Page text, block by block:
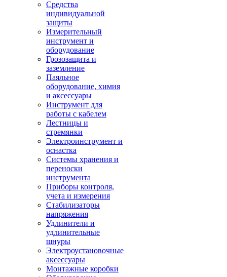
Средства
индивидуальной
защиты
Измерительный
инструмент и
оборудование
Грозозащита и
заземление
Паяльное
оборудование, химия
и аксессуары
Инструмент для
работы с кабелем
Лестницы и
стремянки
Электроинструмент и
оснастка
Системы хранения и
переноски
инструмента
Приборы контроля,
учета и измерения
Стабилизаторы
напряжения
Удлинители и
удлинительные
шнуры
Электроустановочные
аксессуары
Монтажные коробки